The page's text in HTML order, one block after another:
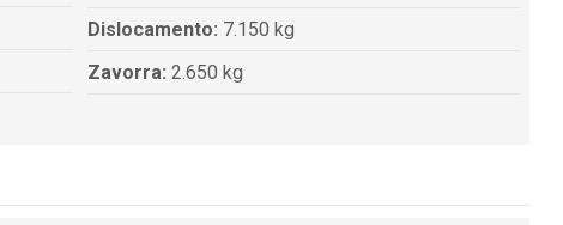
Dislocamento: 7.150 kg
Zavorra: 2.650 kg